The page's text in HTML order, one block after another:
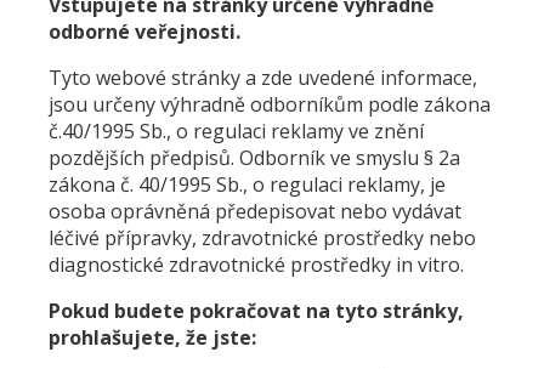
Vstupujete na stránky určené výhradně
odborné veřejnosti.
Tyto webové stránky a zde uvedené informace,
jsou určeny výhradně odborníkům podle zákona
č.40/1995 Sb., o regulaci reklamy ve znění
pozdějších předpisů. Odborník ve smyslu § 2a
zákona č. 40/1995 Sb., o regulaci reklamy, je
osoba oprávněná předepisovat nebo vydávat
léčivé přípravky, zdravotnické prostředky nebo
diagnostické zdravotnické prostředky in vitro.
Pokud budete pokračovat na tyto stránky,
prohlašujete, že jste: